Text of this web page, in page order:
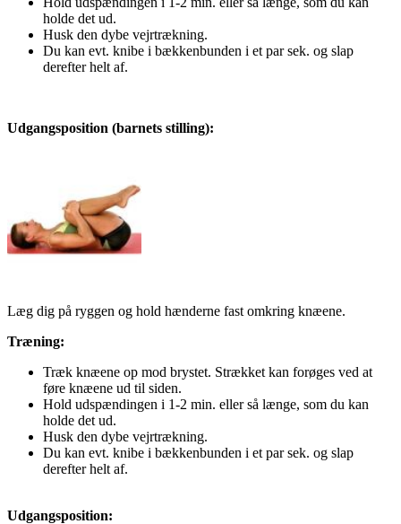
holde det ud.
Husk den dybe vejrtrækning.
Du kan evt. knibe i bækkenbunden i et par sek. og slap
derefter helt af.
Udgangsposition (barnets stilling):
Læg dig på ryggen og hold hænderne fast omkring knæene.
Træning:
Træk knæene op mod brystet. Strækket kan forøges ved at
føre knæene ud til siden.
Hold udspændingen i 1-2 min. eller så længe, som du kan
holde det ud.
Husk den dybe vejrtrækning.
Du kan evt. knibe i bækkenbunden i et par sek. og slap
derefter helt af.
Udgangsposition: